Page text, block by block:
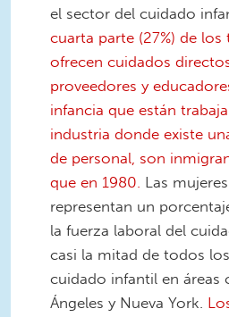
el sector del cuidado
cuarta parte (27%) de
ofrecen cuidados
proveedores y
infancia que están
industria donde existe
de personal, son
que en 1980. Las
representan un
la fuerza laboral del
casi la mitad de todos
cuidado infantil en áreas
Ángeles y Nueva York.